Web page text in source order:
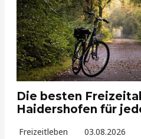
Die besten
Haidershofen für
Freizeitleben 03.08.2026